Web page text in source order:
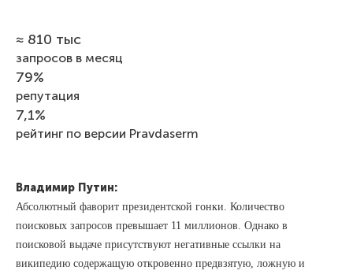
≈ 810 тыс
запросов в месяц
79%
репутация
7,1%
рейтинг по версии Pravdaserm
Владимир Путин:
Абсолютный фаворит президентской гонки. Количество
поисковых запросов превышает 11 миллионов. Однако в
поисковой выдаче присутствуют негативные ссылки на
википедию содержащую откровенно предвзятую, ложную и